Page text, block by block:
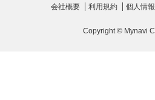
会社概要 利用規約 個人情
Copyright © Mynavi